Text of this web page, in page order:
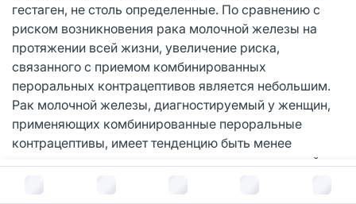
гестаген, не столь определенные. По сравнению с
риском возникновения рака молочной железы на
протяжении всей жизни, увеличение риска,
связанного с приемом комбинированных
пероральных контрацептивов является небольшим.
Рак молочной железы, диагностируемый у женщин,
применяющих комбинированные пероральные
контрацептивы, имеет тенденцию быть менее
клинически развитым, чем рак, диагностируемый у
комбинированные пероральные контрацептивы.